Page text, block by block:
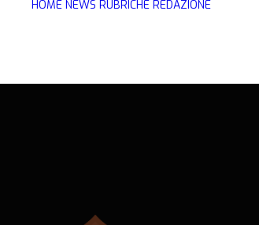
HOME NEWS RUBRICHE REDAZIONE